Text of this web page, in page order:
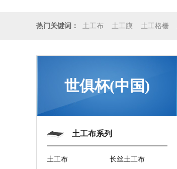
热门关键词： 土工布 土工膜 土工格栅
世俱杯(中国)
土工布系列
土工布
长丝土工布